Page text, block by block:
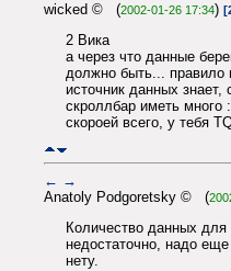
wicked © (2002-01-26 17:34)
2 Вика
а через что данные
должно быть... правило
источник данных знает,
скроллбар иметь много
скороей всего, у тебя
← →
Anatoly Podgoretsky © (
Количество данных
недостаточно, надо
нету.